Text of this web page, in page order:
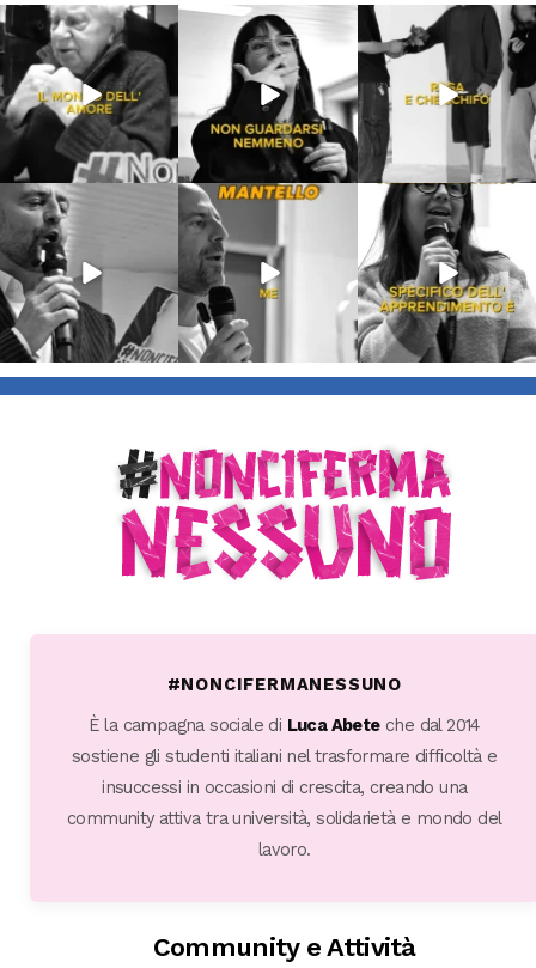
Lug 31
213 4
Lug 16
53 1
Lug 13
199 10
Lug 9
54
Giu 21 Giu 18
871
#NONCIFERMANESSUNO
È la campagna sociale di Luca Abeteche dal 2014
sostiene gli studenti italiani nel trasformare difficoltà e
insuccessi in occasioni di crescita, creando una
community attiva tra università, solidarietà e mondo del
lavoro.
Community e Attività